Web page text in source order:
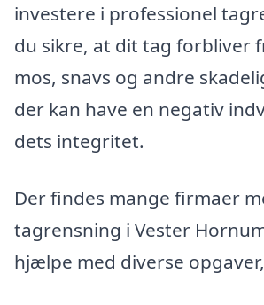
investere i professionel
du sikre, at dit tag forbliver
mos, snavs og andre
der kan have en negativ
dets integritet.
Der findes mange firmaer
tagrensning i Vester
hjælpe med diverse